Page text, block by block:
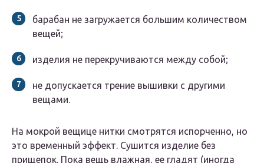
барабан не загружается большим количеством
вещей;
изделия не перекручиваются между собой;
не допускается трение вышивки с другими
вещами.
На мокрой вещице нитки смотрятся испорченно, но
это временный эффект. Сушится изделие без
прищепок. Пока вещь влажная, ее гладят (иногда